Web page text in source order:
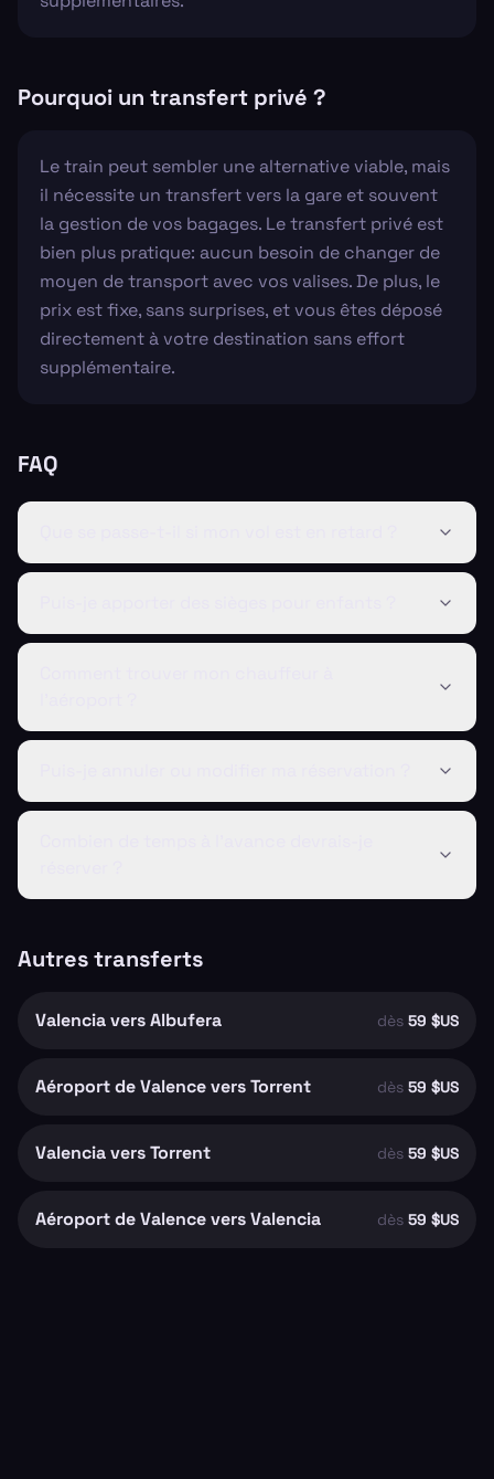
Pourquoi un transfert privé ?
Le train peut sembler une alternative viable, mais
il nécessite un transfert vers la gare et souvent
la gestion de vos bagages. Le transfert privé est
bien plus pratique: aucun besoin de changer de
moyen de transport avec vos valises. De plus, le
prix est fixe, sans surprises, et vous êtes déposé
directement à votre destination sans effort
supplémentaire.
FAQ
Autres transferts
Valencia vers Albufera dès 59 $US
Aéroport de Valence vers Torrent dès 59 $US
Valencia vers Torrent dès 59 $US
Aéroport de Valence vers Valencia dès 59 $US